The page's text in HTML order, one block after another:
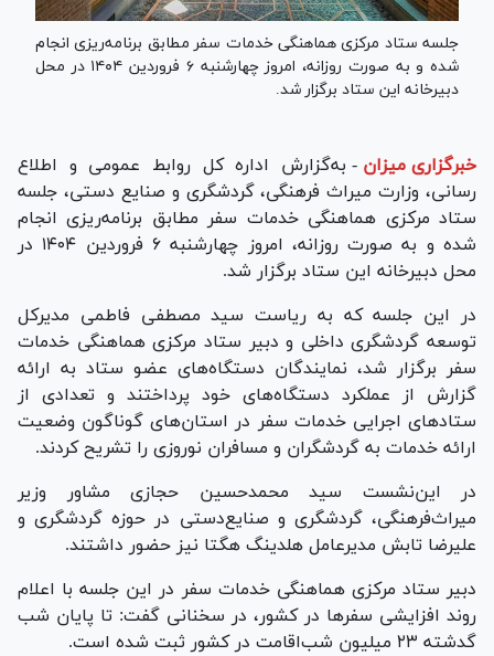
جلسه ستاد مرکزی هماهنگی خدمات سفر مطابق برنامه‌ریزی انجام
شده و به صورت روزانه، امروز چهارشنبه ۶ فروردین ۱۴۰۴ در محل
دبیرخانه این ستاد برگزار شد.
خبرگزاری میزان - به‌گزارش اداره کل روابط عمومی و اطلاع
رسانی، وزارت میراث فرهنگی، گردشگری و صنایع دستی، جلسه
ستاد مرکزی هماهنگی خدمات سفر مطابق برنامه‌ریزی انجام
شده و به صورت روزانه، امروز چهارشنبه ۶ فروردین ۱۴۰۴ در
محل دبیرخانه این ستاد برگزار شد.
در این جلسه که به ریاست سید مصطفی فاطمی مدیرکل
توسعه گردشگری داخلی و دبیر ستاد مرکزی هماهنگی خدمات
سفر برگزار شد، نمایندگان دستگاه‌های عضو ستاد به ارائه
گزارش از عملکرد دستگاه‌های خود پرداختند و تعدادی از
ستاد‌های اجرایی خدمات سفر در استان‌های گوناگون وضعیت
ارائه خدمات به گردشگران و مسافران نوروزی را تشریح کردند.
در این‌نشست سید محمدحسین حجازی مشاور وزیر
میراث‌فرهنگی، گردشگری و صنایع‌دستی در حوزه گردشگری و
علیرضا تابش مدیرعامل هلدینگ هگتا نیز حضور داشتند.
دبیر ستاد مرکزی هماهنگی خدمات سفر در این جلسه با اعلام
روند افزایشی سفر‌ها در کشور، در سخنانی گفت: تا پایان شب
گدشته ۲۳ میلیون شب‌اقامت در کشور ثبت شده است.